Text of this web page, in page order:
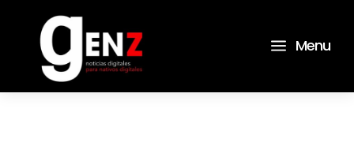
a Menu